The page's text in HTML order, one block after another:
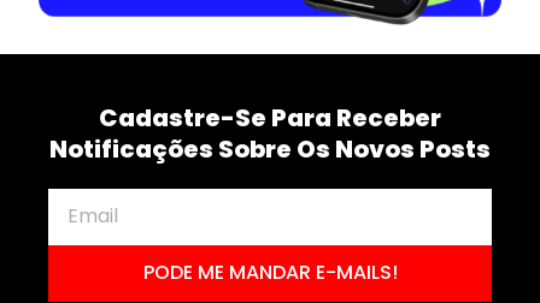
Cadastre-Se Para Receber
Notificações Sobre Os Novos Posts
PODE ME MANDAR E-MAILS!